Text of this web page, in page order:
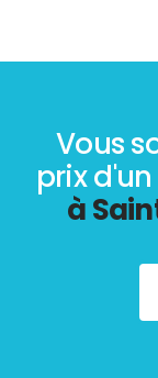
Vous
prix d'un
à